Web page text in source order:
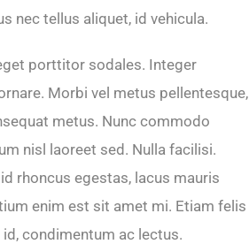
nec tellus aliquet, id vehicula.
porttitor sodales. Integer
Morbi vel metus pellentesque,
metus. Nunc commodo
nisl laoreet sed. Nulla facilisi.
rhoncus egestas, lacus mauris
enim est sit amet mi. Etiam felis
condimentum ac lectus.